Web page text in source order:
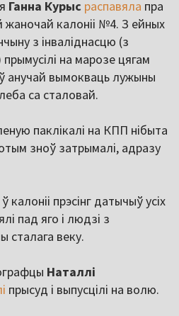
Ганна Курыс распавяла пра
жаночай калоніі №4. З ейных
з інваліднасцю (з
прымусілі на марозе цягам
анучай вымокваць лужыны
са сталовай.
паклікалі на КПП нібыта
зноў затрымалі, адразу
прэсінг датычыў усіх
пад яго і людзі з
сталага веку.
Наталлі
прысуд і выпусцілі на волю.